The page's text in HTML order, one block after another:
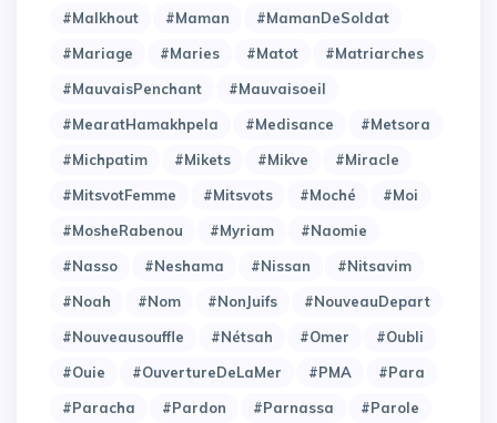
#Malkhout #Maman
#MamanDeSoldat
#Mariage
#Maries #Matot
#Matriarches
#MauvaisPenchant
#Mauvaisoeil
#MearatHamakhpela
#Medisance
#Metsora
#Michpatim
#Mikets #Mikve
#Miracle
#MitsvotFemme
#Mitsvots #Moché
#Moi
#MosheRabenou
#Myriam
#Naomie
#Nasso
#Neshama #Nissan
#Nitsavim
#Noah
#Nom #NonJuifs
#NouveauDepart
#Nouveausouffle
#Nétsah #Omer
#Oubli
#Ouie
#OuvertureDeLaMer #PMA
#Para
#Paracha
#Pardon #Parnassa
#Parole